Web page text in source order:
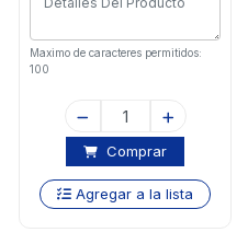
Maximo de caracteres permitidos:
100
Comprar
Agregar a la lista